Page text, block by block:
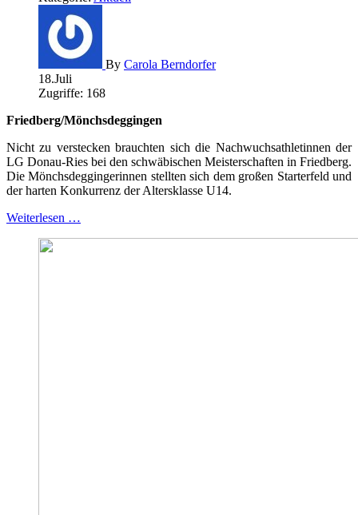
By Carola Berndorfer
18.Juli
Zugriffe: 168
Friedberg/Mönchsdeggingen
Nicht zu verstecken brauchten sich die Nachwuchsathletinnen der
LG Donau-Ries bei den schwäbischen Meisterschaften in Friedberg.
Die Mönchsdeggingerinnen stellten sich dem großen Starterfeld und
der harten Konkurrenz der Altersklasse U14.
Weiterlesen …